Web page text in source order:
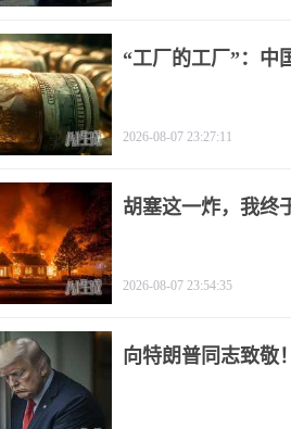
“工厂的工厂”：中
2026-08-07 23:27:11
胡塞这一炸，我终
2026-08-07 23:54:35
向特朗普同志致敬